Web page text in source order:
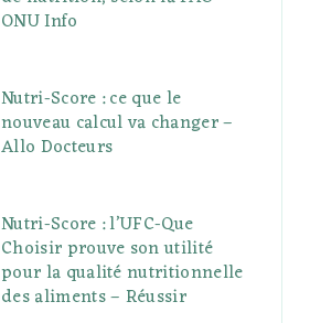
ONU Info
Nutri-Score : ce que le
nouveau calcul va changer –
Allo Docteurs
Nutri-Score : l’UFC-Que
Choisir prouve son utilité
pour la qualité nutritionnelle
des aliments – Réussir